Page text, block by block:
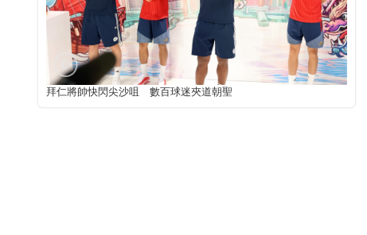
拜仁將帥快閃尖沙咀 數百球迷夾道朝聖